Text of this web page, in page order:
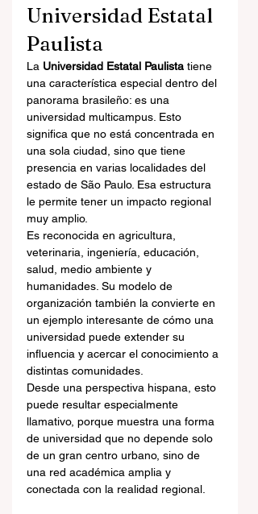
Universidad Estatal
Paulista
La Universidad Estatal Paulista tiene
una característica especial dentro del
panorama brasileño: es una
universidad multicampus. Esto
significa que no está concentrada en
una sola ciudad, sino que tiene
presencia en varias localidades del
estado de São Paulo. Esa estructura
le permite tener un impacto regional
muy amplio.
Es reconocida en agricultura,
veterinaria, ingeniería, educación,
salud, medio ambiente y
humanidades. Su modelo de
organización también la convierte en
un ejemplo interesante de cómo una
universidad puede extender su
influencia y acercar el conocimiento a
distintas comunidades.
Desde una perspectiva hispana, esto
puede resultar especialmente
llamativo, porque muestra una forma
de universidad que no depende solo
de un gran centro urbano, sino de
una red académica amplia y
conectada con la realidad regional.